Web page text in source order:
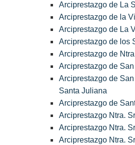
Arciprestazgo de La
Arciprestazgo de la
Arciprestazgo de La
Arciprestazgo de los
Arciprestazgo de
Arciprestazgo de
Arciprestazgo de
Santa Juliana
Arciprestazgo de
Arciprestazgo Ntra.
Arciprestazgo Ntra.
Arciprestazgo Ntra.